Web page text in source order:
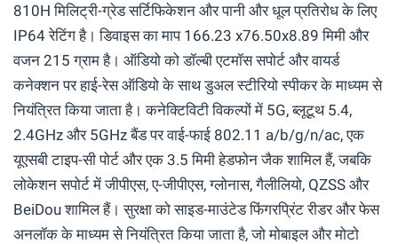
810H मिलिट्री-ग्रेड सर्टिफिकेशन और पानी और धूल प्रतिरोध के लिए
IP64 रेटिंग है। डिवाइस का माप 166.23 x76.50x8.89 मिमी और
वजन 215 ग्राम है। ऑडियो को डॉल्बी एटमॉस सपोर्ट और वायर्ड
कनेक्शन पर हाई-रेस ऑडियो के साथ डुअल स्टीरियो स्पीकर के माध्यम से
नियंत्रित किया जाता है। कनेक्टिविटी विकल्पों में 5G, ब्लूटूथ 5.4,
2.4GHz और 5GHz बैंड पर वाई-फाई 802.11 a/b/g/n/ac, एक
यूएसबी टाइप-सी पोर्ट और एक 3.5 मिमी हेडफोन जैक शामिल हैं, जबकि
लोकेशन सपोर्ट में जीपीएस, ए-जीपीएस, ग्लोनास, गैलीलियो, QZSS और
BeiDou शामिल हैं। सुरक्षा को साइड-माउंटेड फिंगरप्रिंट रीडर और फेस
अनलॉक के माध्यम से नियंत्रित किया जाता है, जो मोबाइल और मोटो